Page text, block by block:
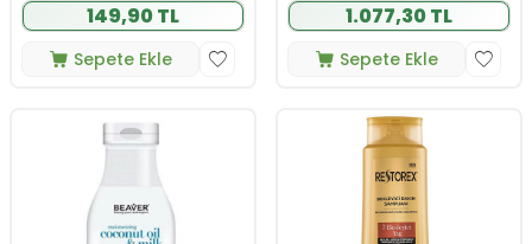
149,90 TL
Sepete Ekle
1.077,30 TL
Sepete Ekle